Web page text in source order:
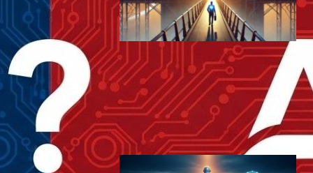
OpenAI共同創業者が
Anthropicへ移籍 – AI安全性
研究の新展開と業界の人材流
動
AI（人工知能）ニュース
2024年8月6日19:03